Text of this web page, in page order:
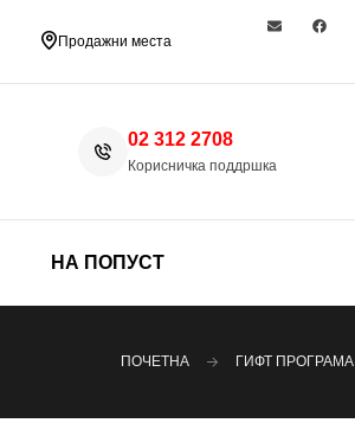
Продажни места
02 312 2708
Корисничка поддршка
НА ПОПУСТ
ПОЧЕТНА ГИФТ ПРОГРАМА